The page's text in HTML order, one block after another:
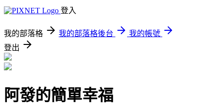
登入
我的部落格 我的部落格後台
我的帳號
登出
阿發的簡單幸福